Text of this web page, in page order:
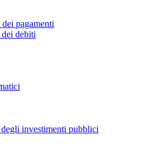
pagamenti
debiti
investimenti pubblici